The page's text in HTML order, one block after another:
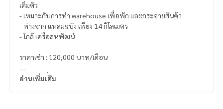
เต็มตัว
- เหมาะกับการทำ warehouse เพื่อพัก และกระจายสินค้า
- ห่างจาก แหลมฉบัง เพียง 14 กิโลเมตร
- ใกล้ เครือสหพัฒน์
ราคาเช่า : 120,000 บาท/เดือน
ลิงค์แผนที่ :https://maps.google.com/?q=13.06849900,10
อ่านเพิ่มเติม